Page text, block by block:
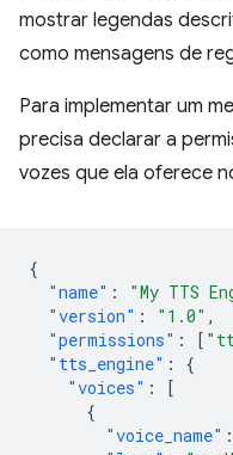
mostrar legendas
como mensagens de
Para implementar um
precisa declarar a
vozes que ela oferece
{
"name" : "My TTS
"version" : "1.0" ,
"permissions" : [
"tts_engine" :
{
"voices" :
[
{
"voice_name" :